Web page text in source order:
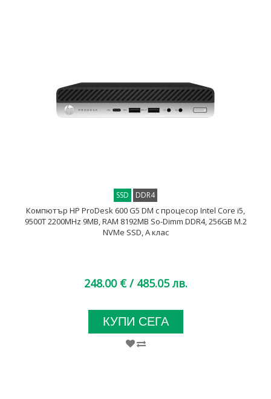
SSD DDR4
Компютър HP ProDesk 600 G5 DM с процесор Intel Core i5,
9500T 2200MHz 9MB, RAM 8192MB So-Dimm DDR4, 256GB M.2
NVMe SSD, A клас
248.00 € / 485.05 лв.
КУПИ СЕГА